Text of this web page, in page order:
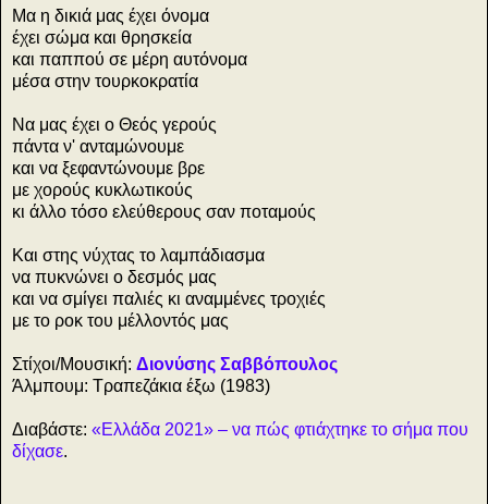
Mα η δικιά μας έχει όνομα
έχει σώμα και θρησκεία
και παππού σε μέρη αυτόνομα
μέσα στην τουρκοκρατία
Να μας έχει ο Θεός γερούς
πάντα ν' ανταμώνουμε
και να ξεφαντώνουμε βρε
με χορούς κυκλωτικούς
κι άλλο τόσο ελεύθερους σαν ποταμούς
Και στης νύχτας το λαμπάδιασμα
να πυκνώνει ο δεσμός μας
και να σμίγει παλιές κι αναμμένες τροχιές
με το ροκ του μέλλοντός μας
Στίχοι/Μουσική: Διονύσης Σαββόπουλος
Άλμπουμ: Τραπεζάκια έξω (1983)
Διαβάστε: «Ελλάδα 2021» – να πώς φτιάχτηκε το σήμα που
δίχασε.